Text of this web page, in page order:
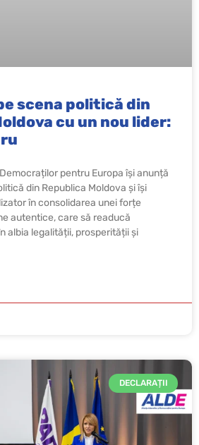
scena politică din
cu un nou lider:
pentru Europa își anunță
din Republica Moldova și își
în consolidarea unei forțe
autentice, care să readucă
albia legalității, prosperității și
DECLARAȚII